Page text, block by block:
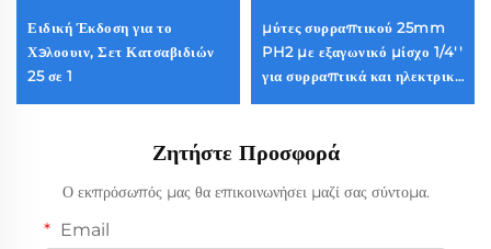
Ειδική Έκδοση για το
Χэλοουιν, Σετ Κατσαβιδιών
25 σε 1
μύτες συρραπτικού 25mm
PH2 με εξαγωνικό μίσχο 1/4''
για συρραπτικά και ηλεκτρικά
Ζητήστε Προσφορά
Ο εκπρόσωπός μας θα επικοινωνήσει μαζί σας σύντομα.
Email